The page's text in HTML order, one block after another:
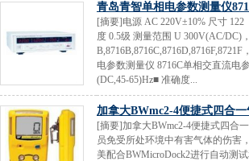
青岛青智单相电参数测量仪
[摘要]电源 AC 220V±10% 尺寸
度 0.5级 测量范围 U 300V(AC/DC)
B,8716B,8716C,8716D,8716F,8721F
电参数测量仪 8716C单相交直流电
(DC,45-65)Hz■ 准确度...
加拿大BWmc2-4便捷式四合
[摘要]加拿大BWmc2-4便捷式四合
员免受所处环境中有害气体的伤害
美配合BWMicroDock2进行自动测